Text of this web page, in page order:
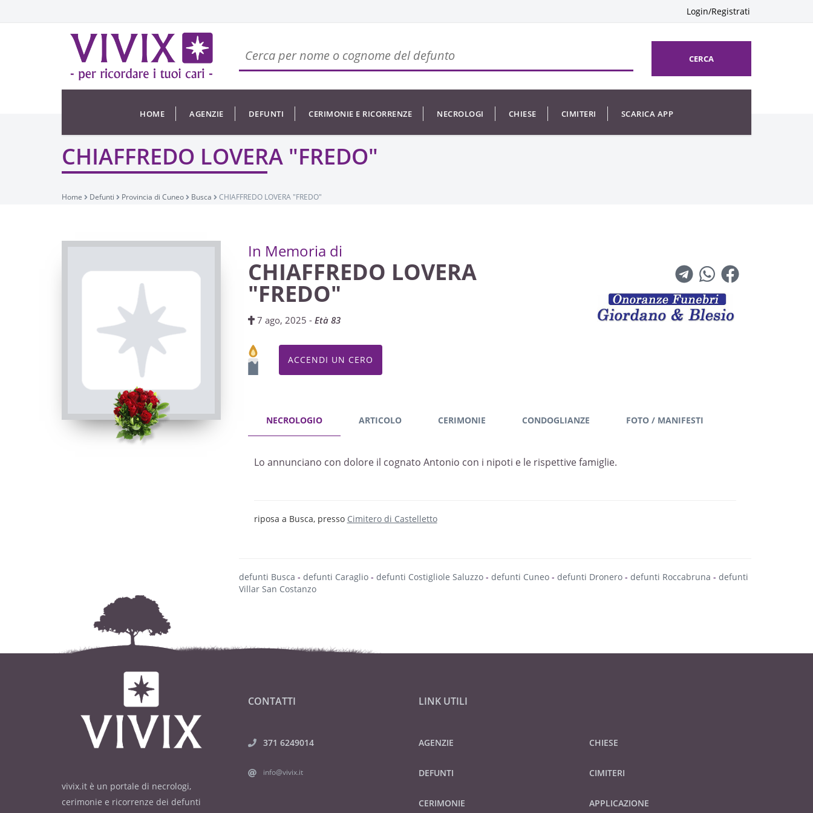
Login/Registrati
CERCA
HOME AGENZIE DEFUNTI CERIMONIE E RICORRENZE NECROLOGI CHIESE CIMITERI SCARICA APP
CHIAFFREDO LOVERA "FREDO"
Home Defunti Provincia di Cuneo Busca CHIAFFREDO LOVERA "FREDO"
In Memoria di
CHIAFFREDO LOVERA
"FREDO"
7 ago, 2025 - Età 83
ACCENDI UN CERO
NECROLOGIO ARTICOLO CERIMONIE CONDOGLIANZE FOTO / MANIFESTI
Lo annunciano con dolore il cognato Antonio con i nipoti e le rispettive famiglie.
riposa a Busca, presso Cimitero di Castelletto
defunti Busca - defunti Caraglio- defunti Costigliole Saluzzo- defunti Cuneo- defunti Dronero- defunti Roccabruna - defunti
Villar San Costanzo
vivix.it è un portale di necrologi,
cerimonie e ricorrenze dei defunti
CONTATTI
371 6249014
info@vivix.it
LINK UTILI
AGENZIE
DEFUNTI
CERIMONIE
CHIESE
CIMITERI
APPLICAZIONE